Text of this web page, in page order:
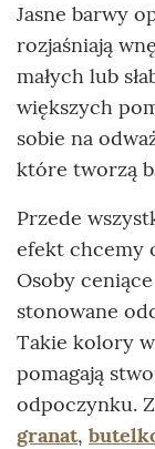
Jasne barwy
rozjaśniają
małych lub
większych
sobie na
które tworzą
Przede
efekt chcemy
Osoby
stonowane
Takie kolory
pomagają
odpoczynku.
granat,